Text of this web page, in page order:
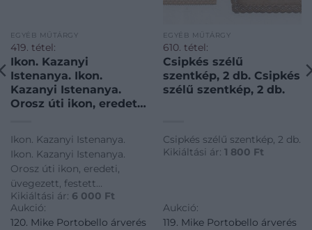
EGYÉB MŰTÁRGY
419. tétel:
Ikon. Kazanyi
Istenanya. Ikon.
Kazanyi Istenanya.
Orosz úti ikon, eredeti,
első fele. Fa,
tojástempera.
Ikon. Kazanyi Istenanya.
Ikon. Kazanyi Istenanya.
Orosz úti ikon, eredeti,
üvegezett, festett
dobozában. 20. század első
fele. Fa, tojástempera.
Kikiáltási ár: 6 000 Ft
Aukció:
120. Mike Portobello árverés
EGYÉB MŰTÁRGY
610. tétel:
Csipkés szélű
szentkép, 2 db. Csipkés
szélű szentkép, 2 db.
Csipkés szélű szentkép, 2 db.
Kikiáltási ár: 1 800 Ft
Aukció:
119. Mike Portobello árverés